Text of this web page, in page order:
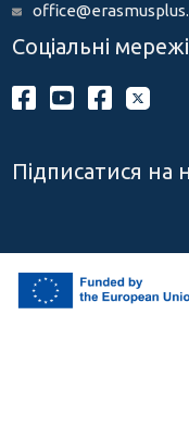
Соціальні мережі
Підписатися на